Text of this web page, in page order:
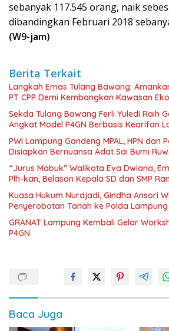
sebanyak 117.545 orang, naik
dibandingkan Februari 2018
(W9-jam)
Berita Terkait
Langkah Emas Tulang Bawang:
PT CPP Demi Kembangkan Kawasan
Sekda Tulang Bawang Ferli Yuledi Raih
Angkat Model P4GN Berbasis Kearifan
PWI Lampung Gandeng MPAL, HPN dan
Disiapkan Bernuansa Adat Sai Bumi
“Jurus Mabuk” Walikota Eva Dwiana,
Plh-kan, Belasan Kepala SD dan SMP
Kuasa Hukum Nurdjadi, Gindha Ansori
Penyerobotan Tanah ke Polda Lampung
GRANAT Lampung Kembali Gelar
P4GN
Baca Juga